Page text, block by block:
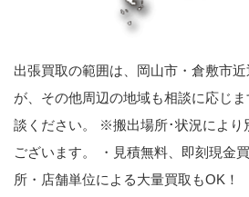
出張買取の範囲は、岡山市・倉敷市
が、その他周辺の地域も相談に応じ
談ください。 ※搬出場所･状況により
ございます。 ・見積無料、即刻現金
所・店舗単位による大量買取もOK！